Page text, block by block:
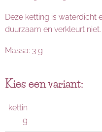
Deze ketting is waterdicht
duurzaam en verkleurt niet.
Massa: 3 g
Kies een variant:
kettin
g